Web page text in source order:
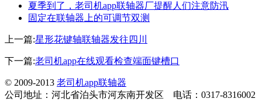
夏季到了，老司机app联轴器厂提醒人们注意防汛
固定在联轴器上的可调节双测
上一篇:星形花键轴联轴器发往四川
下一篇:老司机app在线观看检查端面键槽口
© 2009-2013 老司机app联轴器
公司地址：河北省泊头市河东南开发区 电话：0317-8316002